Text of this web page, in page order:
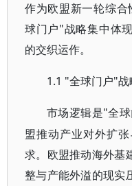
作为欧盟新一轮综
球门户"战略集中体
的交织运作。
1.1 "全球门户"
市场逻辑是"全
盟推动产业对外扩
求。欧盟推动海外基
整与产能外溢的现实